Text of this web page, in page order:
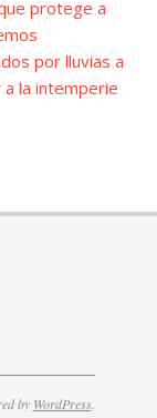
protege a
por lluvias a
la intemperie
by WordPress.